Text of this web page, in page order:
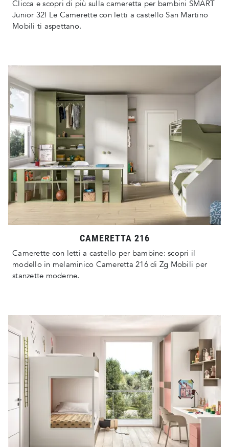
Clicca e scopri di più sulla cameretta per bambini SMART
Junior 32! Le Camerette con letti a castello San Martino
Mobili ti aspettano.
CAMERETTA 216
Camerette con letti a castello per bambine: scopri il
modello in melaminico Cameretta 216 di Zg Mobili per
stanzette moderne.